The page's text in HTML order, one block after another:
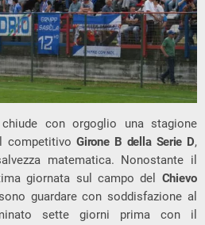
con orgoglio una stagione
competitivoGirone B della Serie D,
matematica. Nonostante il
giornata sul campo del Chievo
guardare con soddisfazione al
sette giorni prima con il